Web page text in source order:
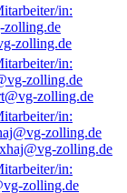
zolling.de
zolling.de
zolling.de